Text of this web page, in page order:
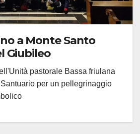
a Monte Santo
Giubileo
pastorale Bassa friulana
per un pellegrinaggio